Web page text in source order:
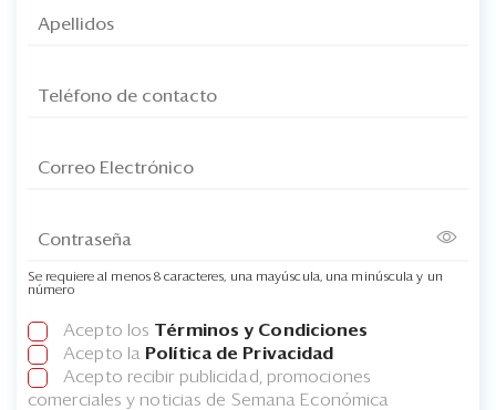
Se requiere al menos 8 caracteres, una mayúscula, una minúscula y un
número
Acepto los Términos y Condiciones
Acepto la Política de Privacidad
Acepto recibir publicidad, promociones
comerciales y noticias de Semana Económica